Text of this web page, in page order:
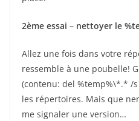
2ème essai – nettoyer le
Allez une fois dans votre
ressemble à une poubelle!
(contenu: del %temp%\*.* /
les répertoires. Mais que
me signaler une version…